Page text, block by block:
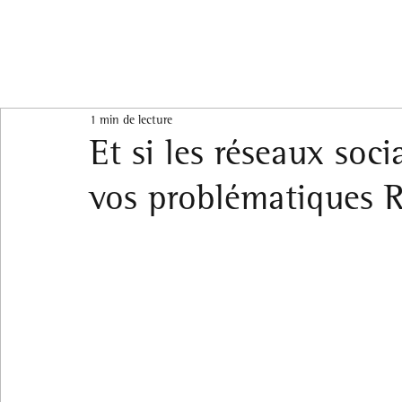
Et si les réseaux
vos problématiques
1 min de lecture